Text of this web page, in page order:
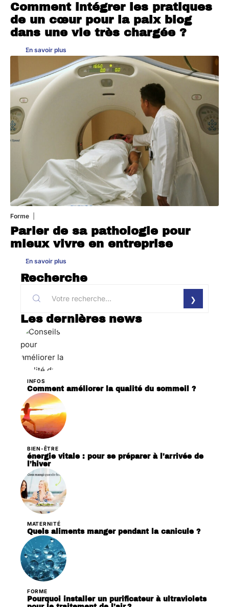
Comment intégrer les pratiques
de un cœur pour la paix blog
dans une vie très chargée ?
En savoir plus
Forme
Parler de sa pathologie pour
mieux vivre en entreprise
En savoir plus
Recherche
Les dernières news
INFOS
Comment améliorer la qualité du sommeil ?
BIEN-ÊTRE
énergie vitale : pour se préparer à l’arrivée de
l’hiver
MATERNITÉ
Quels aliments manger pendant la canicule ?
FORME
Pourquoi installer un purificateur à ultraviolets